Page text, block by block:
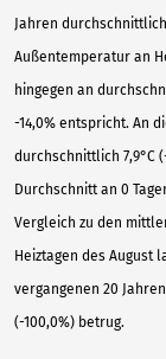
Jahren
Außentemperatur an
hingegen an
-14,0% entspricht. An
durchschnittlich 7,9°C
Durchschnitt an 0
Vergleich zu den
Heiztagen des August
vergangenen 20
(-100,0%) betrug.